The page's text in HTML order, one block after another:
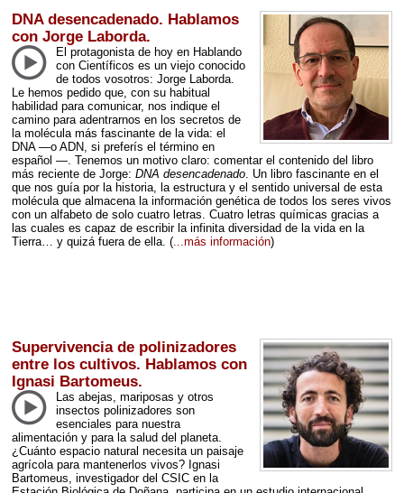
DNA desencadenado. Hablamos
con Jorge Laborda.
El protagonista de hoy en Hablando
con Científicos es un viejo conocido
de todos vosotros: Jorge Laborda.
Le hemos pedido que, con su habitual
habilidad para comunicar, nos indique el
camino para adentrarnos en los secretos de
la molécula más fascinante de la vida: el
DNA—o ADN , si preferís el término en
español —. Tenemos un motivo claro: comentar el contenido del libro
más reciente de Jorge: DNA desencadenado. Un libro fascinante en el
que nos guía por la historia, la estructura y el sentido universal de esta
molécula que almacena la información genética de todos los seres vivos
con un alfabeto de solo cuatro letras. Cuatro letras químicas gracias a
las cuales es capaz de escribir la infinita diversidad de la vida en la
Tierra… y quizá fuera de ella. (...más información)
Supervivencia de polinizadores
entre los cultivos. Hablamos con
Ignasi Bartomeus.
Las abejas, mariposas y otros
insectos polinizadores son
esenciales para nuestra
alimentación y para la salud del planeta.
¿Cuánto espacio natural necesita un paisaje
agrícola para mantenerlos vivos? Ignasi
Bartomeus, investigador del CSICen la